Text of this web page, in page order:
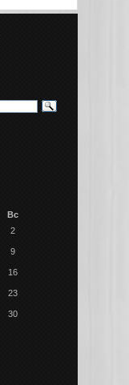
Вс
2
9
16
23
30